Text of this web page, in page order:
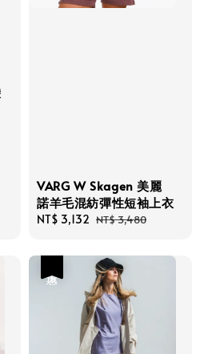
VARG W Skagen 美麗
諾羊毛混紡彈性短袖上衣
Sale
NT$ 3,132 Regular
NT$ 3,480